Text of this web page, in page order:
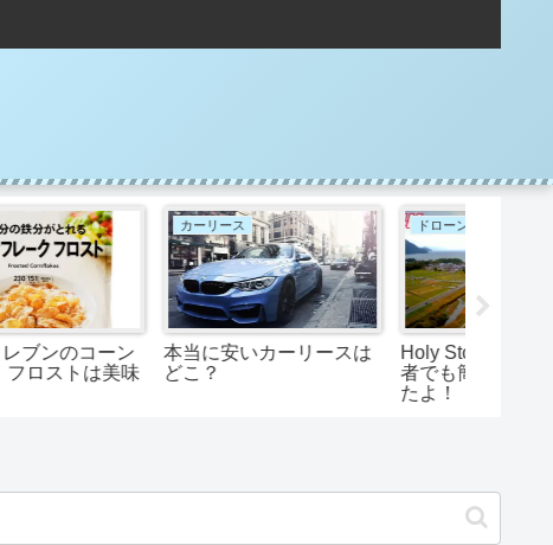
カーリース
本当に安いカーリースは
どこ？
ドローン
Holy Stone HS720は初心
者でも簡単？飛ばしてみ